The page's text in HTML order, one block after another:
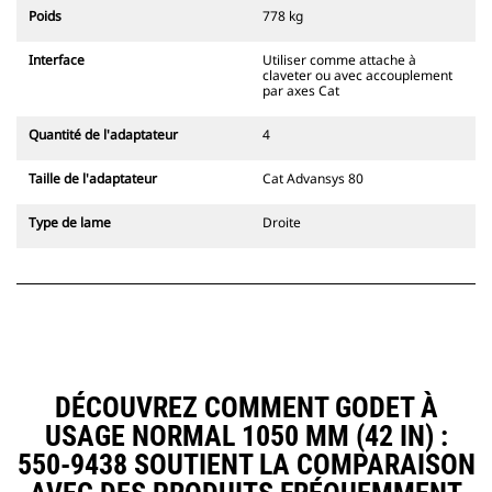
champ de vision du conducteur.
axes Cat sont compatibles avec les
pelles hydrauliques à chaînes 311-
Des attaches à largeur de
disponibles.
le système d'attache spéciale CW
CW sont dotées d'un système de
disponibles pour toutes les pelles
hydrauliques à chaines et sur
pneus.
Poids 778 kg
Interface
Utiliser comme attache à
claveter ou avec accouplement
par axes Cat
Quantité de l'adaptateur 4
Taille de l'adaptateur Cat Advansys 80
Type de lame Droite
DÉCOUVREZ COMMENT GODET À
USAGE NORMAL 1050 MM (42 IN) :
550-9438 SOUTIENT LA COMPARAISON